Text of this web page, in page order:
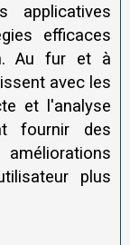
applicatives
efficaces
Au fur et à
avec les
et l'analyse
fournir des
plus